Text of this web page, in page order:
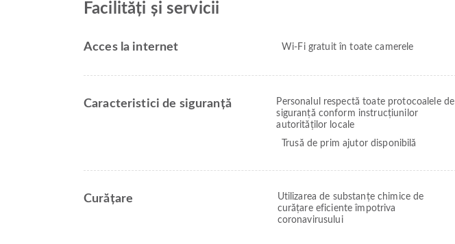
Facilități și servicii
Acces la internet Wi-Fi gratuit în toate camerele
Caracteristici de siguranță
Personalul respectă toate protocoalele de
siguranță conform instrucțiunilor
autorităților locale
Trusă de prim ajutor disponibilă
Curățare
Utilizarea de substanțe chimice de
curățare eficiente împotriva
coronavirusului